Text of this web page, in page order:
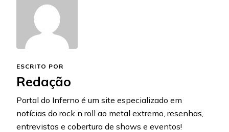
ESCRITO POR
Redação
Portal do Inferno é um site especializado em
notícias do rock n roll ao metal extremo, resenhas,
entrevistas e cobertura de shows e eventos!